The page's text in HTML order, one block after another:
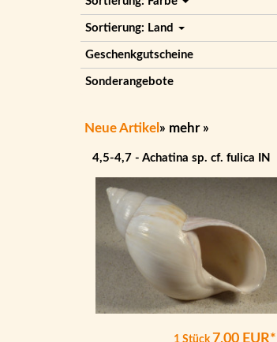
Sortierung: Land
Geschenkgutscheine
Sonderangebote
Neue Artikel » mehr »
4,5-4,7 - Achatina sp. cf. fulica IN
1 Stück 7,00 EUR*